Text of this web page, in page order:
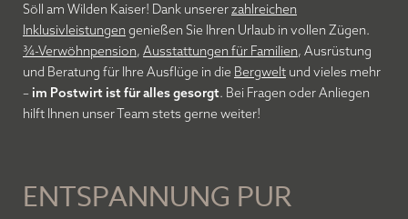
Söll am Wilden Kaiser! Dank unsererzahlreichen
Inklusivleistungen genießen Sie Ihren Urlaub in vollen Zügen.
¾-Verwöhnpension, Ausstattungen für Familien, Ausrüstung
und Beratung für Ihre Ausflüge in die Bergwelt und vieles mehr
– im Postwirt ist für alles gesorgt. Bei Fragen oder Anliegen
hilft Ihnen unser Team stets gerne weiter!
ENTSPANNUNG PUR